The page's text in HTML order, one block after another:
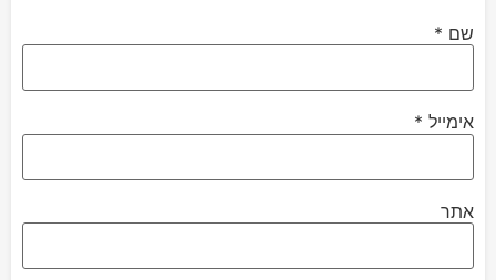
שם *
אימייל *
אתר